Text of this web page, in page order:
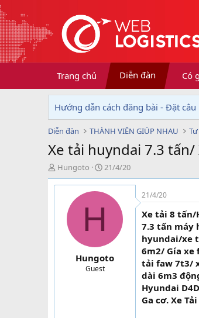
Trang chủ Diễn đàn Có
Hướng dẫn cách đăng bài - Đặt
Diễn đàn THÀNH VIÊN GIÚP NHAU
Xe tải huyndai 7.3
T
h
r
Hungoto
N
g
à
y
g
i
21/4/20
H
Hungoto
Guest
21/4/20
Xe tải 8 tấn/
7.3 tấn
hyundai/xe
6m2/ Gía
tải faw 7t3/
dài 6m3
Hyundai
Ga cơ. Xe